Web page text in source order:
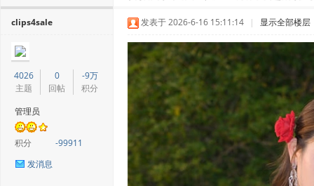
clips4sale
4026
主题
0
回帖
-9万
积分
管理员
积分
-99911
发消息
发表于 2026-6-16 15:11:14 | 显示全部楼层